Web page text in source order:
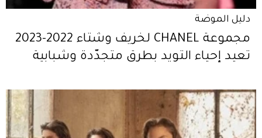
دليل الموضة
مجموعة CHANEL لخريف وشتاء 2022-2023
تعيد إحياء التويد بطرق متجدّدة وشبابية